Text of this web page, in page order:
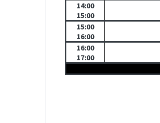
14:00
15:00
15:00
16:00
16:00
17:00